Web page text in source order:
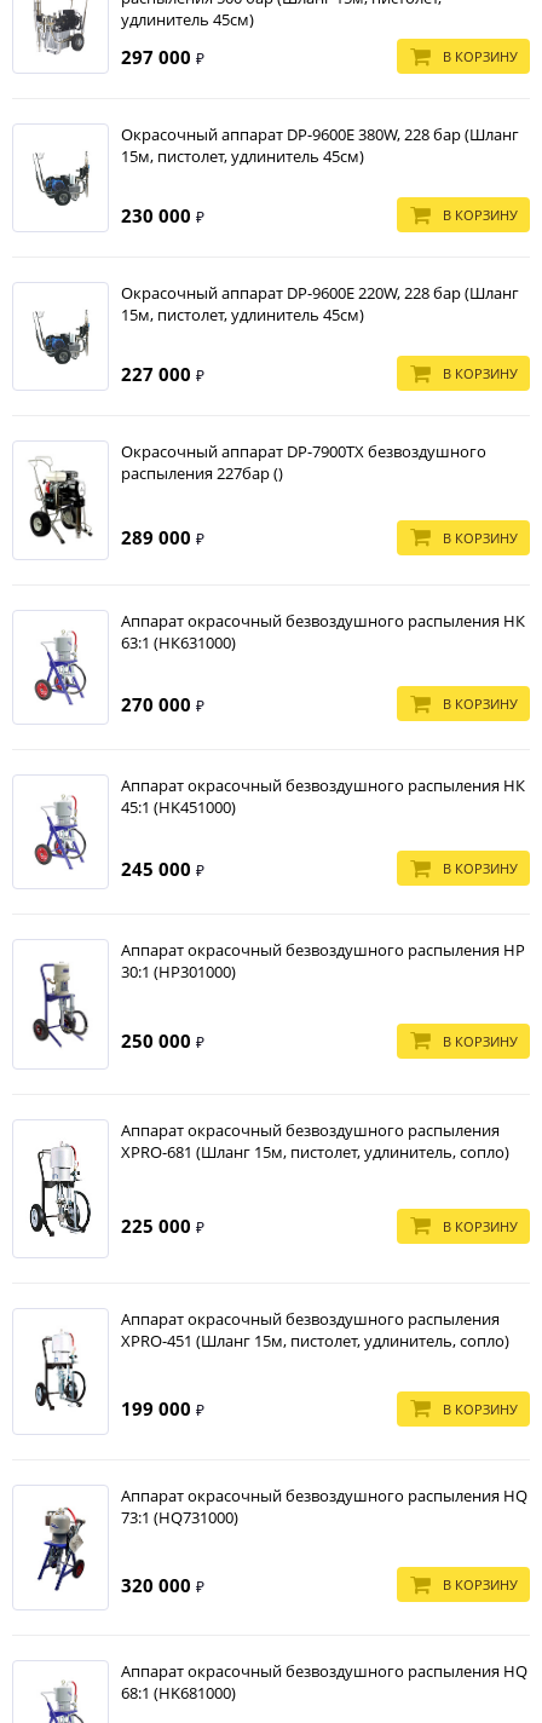
удлинитель 45см)
297 000 ₽ В КОРЗИНУ
Окрасочный аппарат DP-9600E 380W, 228 бар (Шланг
15м, пистолет, удлинитель 45см)
230 000 ₽ В КОРЗИНУ
Окрасочный аппарат DP-9600E 220W, 228 бар (Шланг
15м, пистолет, удлинитель 45см)
227 000 ₽ В КОРЗИНУ
Окрасочный аппарат DP-7900TX безвоздушного
распыления 227бар ()
289 000 ₽ В КОРЗИНУ
Аппарат окрасочный безвоздушного распыления НК
63:1 (НК631000)
270 000 ₽ В КОРЗИНУ
Аппарат окрасочный безвоздушного распыления НК
45:1 (HK451000)
245 000 ₽ В КОРЗИНУ
Аппарат окрасочный безвоздушного распыления НP
30:1 (HP301000)
250 000 ₽ В КОРЗИНУ
Аппарат окрасочный безвоздушного распыления
XPRO-681 (Шланг 15м, пистолет, удлинитель, сопло)
225 000 ₽ В КОРЗИНУ
Аппарат окрасочный безвоздушного распыления
XPRO-451 (Шланг 15м, пистолет, удлинитель, сопло)
199 000 ₽ В КОРЗИНУ
Аппарат окрасочный безвоздушного распыления HQ
73:1 (HQ731000)
320 000 ₽ В КОРЗИНУ
Аппарат окрасочный безвоздушного распыления HQ
68:1 (HK681000)